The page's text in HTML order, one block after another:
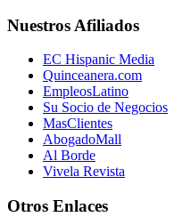
Nuestros Afiliados
EC Hispanic Media
Quinceanera.com
EmpleosLatino
Su Socio de Negocios
MasClientes
AbogadoMall
Al Borde
Vivela Revista
Otros Enlaces